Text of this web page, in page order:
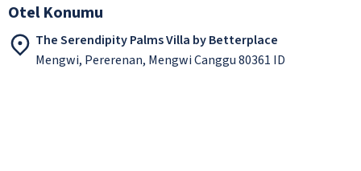
Otel Konumu
The Serendipity Palms Villa by Betterplace
Mengwi, Pererenan, Mengwi Canggu 80361 ID